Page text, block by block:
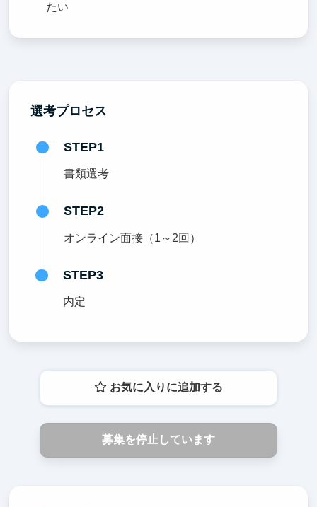
たい
選考プロセス
STEP1
書類選考
STEP2
オンライン面接（1～2回）
STEP3
内定
お気に入りに追加する
募集を停止しています